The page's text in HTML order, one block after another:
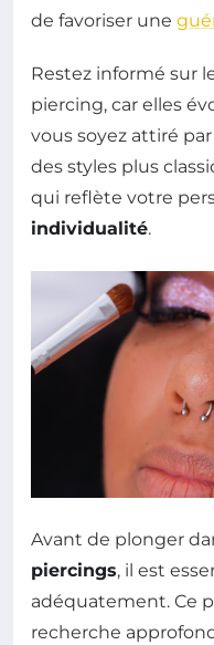
de favoriser une
Restez informé sur
piercing, car elles
vous soyez attiré
des styles plus
qui reflète votre
individualité.
Avant de plonger
piercings, il est
adéquatement. Ce
recherche